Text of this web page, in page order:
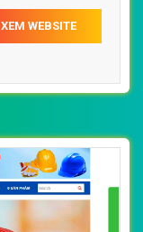
XEM WEBSITE